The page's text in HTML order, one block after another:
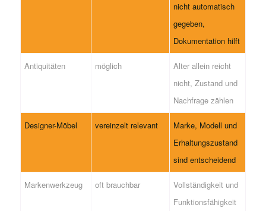
nicht automatisch
gegeben,
Dokumentation hilft
Antiquitäten möglich
Alter allein reicht
nicht, Zustand und
Nachfrage zählen
Designer-Möbel vereinzelt relevant
Marke, Modell und
Erhaltungszustand
sind entscheidend
Markenwerkzeug oft brauchbar
Vollständigkeit und
Funktionsfähigkeit